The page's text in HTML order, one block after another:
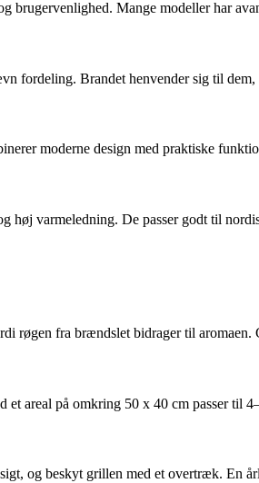
brugervenlighed. Mange modeller har
fordeling. Brandet henvender sig til dem,
moderne design med praktiske
høj varmeledning. De passer godt til
røgen fra brændslet bidrager til
areal på omkring 50 x 40 cm passer til
og beskyt grillen med et overtræk. En